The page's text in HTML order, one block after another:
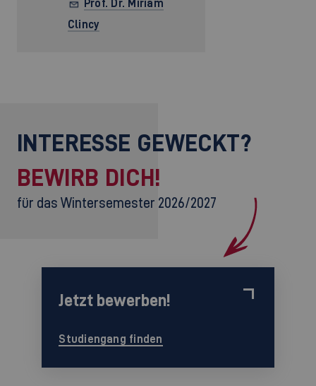
Prof. Dr. Miriam
Clincy
INTERESSE GEWECKT?
BEWIRB DICH!
für das Wintersemester 2026/2027
Jetzt bewerben!
Studiengang finden